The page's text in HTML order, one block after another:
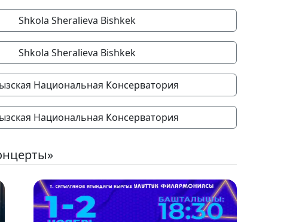
Shkola Sheralieva Bishkek
Shkola Sheralieva Bishkek
Национальная Консерватория
Национальная Консерватория